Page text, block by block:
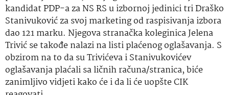
kandidat PDP-a za NS RS u izbornoj jedinici tri Draško
Stanivuković za svoj marketing od raspisivanja izbora
dao 121 marku. Njegova stranačka koleginica Jelena
Trivić se takođe nalazi na listi plaćenog oglašavanja. S
obzirom na to da su Trivićeva i Stanivukovićev
oglašavanja plaćali sa ličnih računa/stranica, biće
zanimljivo vidjeti kako će i da li će uopšte CIK